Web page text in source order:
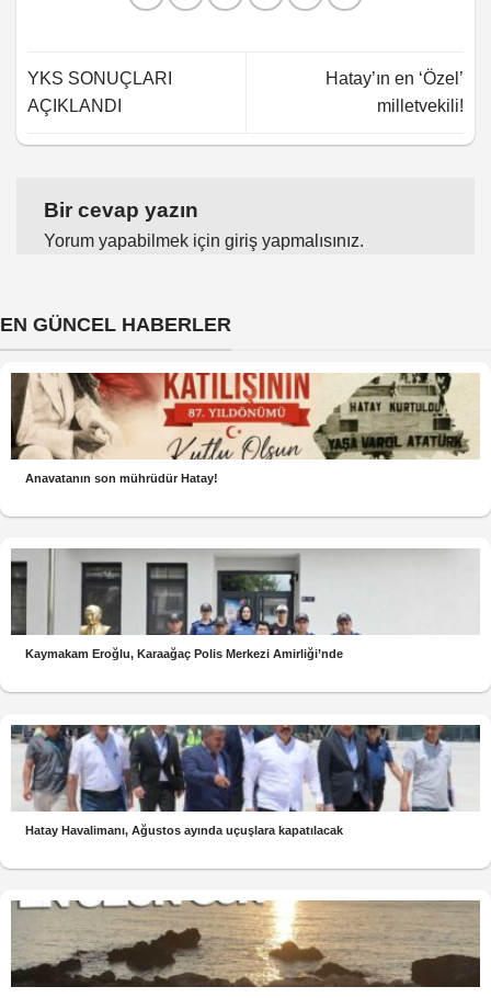
YKS SONUÇLARI
AÇIKLANDI
Hatay’ın en ‘Özel’
milletvekili!
Bir cevap yazın
Yorum yapabilmek için giriş yapmalısınız.
EN GÜNCEL HABERLER
Anavatanın son mührüdür Hatay!
Kaymakam Eroğlu, Karaağaç Polis Merkezi Amirliği’nde
Hatay Havalimanı, Ağustos ayında uçuşlara kapatılacak